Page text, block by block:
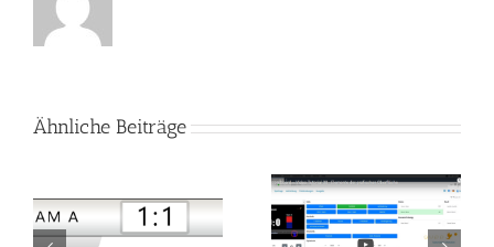
Ähnliche Beiträge
guppyi scoreboard –
guppyi scoreboard –